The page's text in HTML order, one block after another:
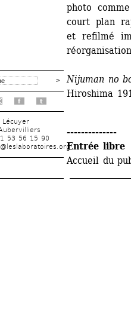
f t
53 56 15 90
photo
court plan
et refilmé
Nijuman no
Hiroshima
--------------
Entrée libre
Accueil du